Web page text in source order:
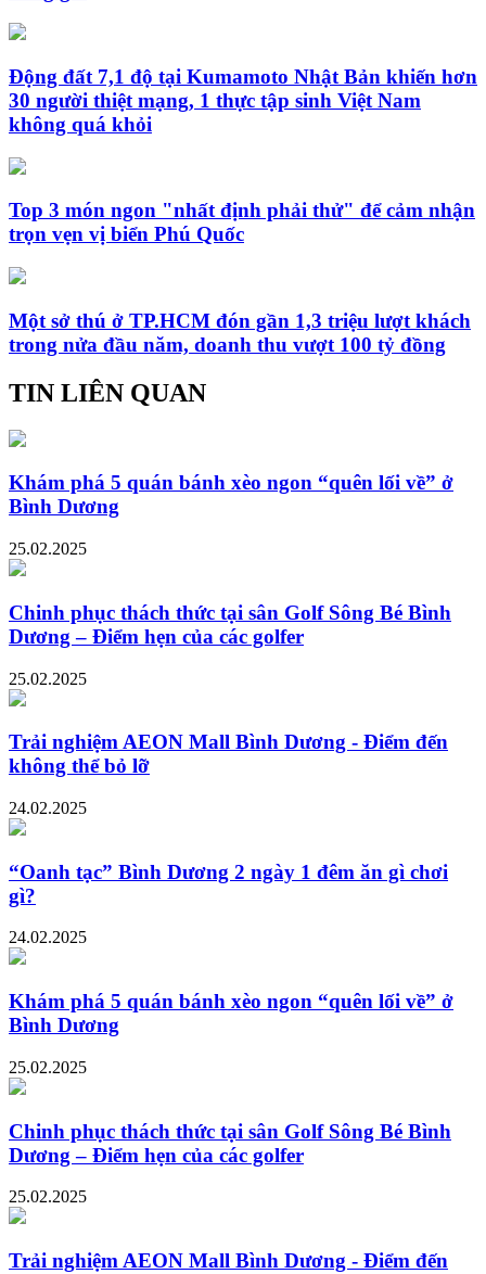
Động đất 7,1 độ tại Kumamoto Nhật Bản khiến hơn
30 người thiệt mạng, 1 thực tập sinh Việt Nam
không quá khỏi
Top 3 món ngon "nhất định phải thử" để cảm nhận
trọn vẹn vị biển Phú Quốc
Một sở thú ở TP.HCM đón gần 1,3 triệu lượt khách
trong nửa đầu năm, doanh thu vượt 100 tỷ đồng
TIN LIÊN QUAN
Khám phá 5 quán bánh xèo ngon “quên lối về” ở
Bình Dương
25.02.2025
Chinh phục thách thức tại sân Golf Sông Bé Bình
Dương – Điểm hẹn của các golfer
25.02.2025
Trải nghiệm AEON Mall Bình Dương - Điểm đến
không thể bỏ lỡ
24.02.2025
“Oanh tạc” Bình Dương 2 ngày 1 đêm ăn gì chơi
gì?
24.02.2025
Khám phá 5 quán bánh xèo ngon “quên lối về” ở
Bình Dương
25.02.2025
Chinh phục thách thức tại sân Golf Sông Bé Bình
Dương – Điểm hẹn của các golfer
25.02.2025
Trải nghiệm AEON Mall Bình Dương - Điểm đến